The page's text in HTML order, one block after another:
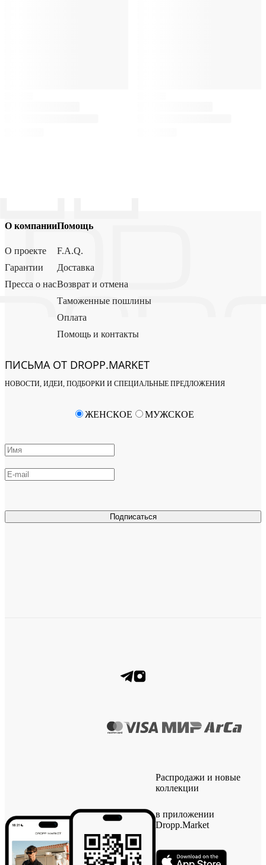
О компании
О проекте
Гарантии
Пресса о нас
Помощь
F.A.Q.
Доставка
Возврат и отмена
Таможенные пошлины
Оплата
Помощь и контакты
ПИСЬМА ОТ DROPP.MARKET
НОВОСТИ, ИДЕИ, ПОДБОРКИ И СПЕЦИАЛЬНЫЕ ПРЕДЛОЖЕНИЯ
Подписаться
ЖЕНСКОЕ МУЖСКОЕ
Распродажи и новые
коллекции
в приложении
Dropp.Market